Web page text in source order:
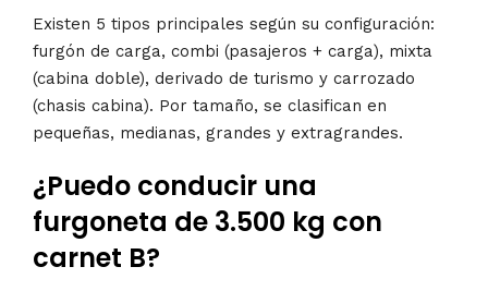
Existen 5 tipos principales según su configuración:
furgón de carga, combi (pasajeros + carga), mixta
(cabina doble), derivado de turismo y carrozado
(chasis cabina). Por tamaño, se clasifican en
pequeñas, medianas, grandes y extragrandes.
¿Puedo conducir una
furgoneta de 3.500 kg con
carnet B?